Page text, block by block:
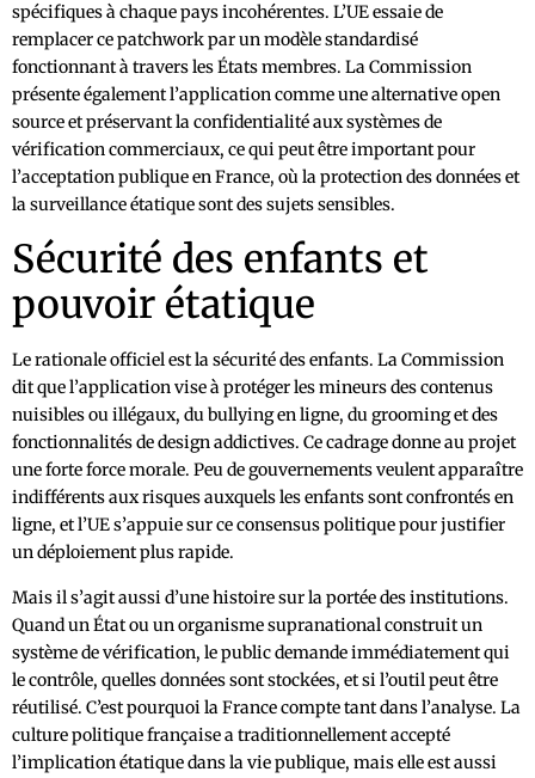
spécifiques à chaque pays incohérentes. L’UE essaie de
remplacer ce patchwork par un modèle standardisé
fonctionnant à travers les États membres. La Commission
présente également l’application comme une alternative open
source et préservant la confidentialité aux systèmes de
vérification commerciaux, ce qui peut être important pour
l’acceptation publique en France, où la protection des données et
la surveillance étatique sont des sujets sensibles.
Sécurité des enfants et
pouvoir étatique
Le rationale officiel est la sécurité des enfants. La Commission
dit que l’application vise à protéger les mineurs des contenus
nuisibles ou illégaux, du bullying en ligne, du grooming et des
fonctionnalités de design addictives. Ce cadrage donne au projet
une forte force morale. Peu de gouvernements veulent apparaître
indifférents aux risques auxquels les enfants sont confrontés en
ligne, et l’UE s’appuie sur ce consensus politique pour justifier
un déploiement plus rapide.
Mais il s’agit aussi d’une histoire sur la portée des institutions.
Quand un État ou un organisme supranational construit un
système de vérification, le public demande immédiatement qui
le contrôle, quelles données sont stockées, et si l’outil peut être
réutilisé. C’est pourquoi la France compte tant dans l’analyse. La
culture politique française a traditionnellement accepté
l’implication étatique dans la vie publique, mais elle est aussi